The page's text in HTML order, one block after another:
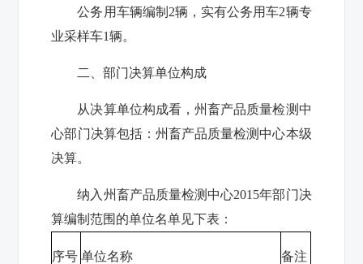
公务用车辆编制 2辆，实有公务用车2辆专
业采样车1辆。
二、部门决算单位构成
从决算单位构成看，州畜产品质量检测中
心部门决算包括：州畜产品质量检测中心本级
决算。
纳入州畜产品质量检测中心2015年部门决
算编制范围的单位名单见下表：
序号 单位名称 备注